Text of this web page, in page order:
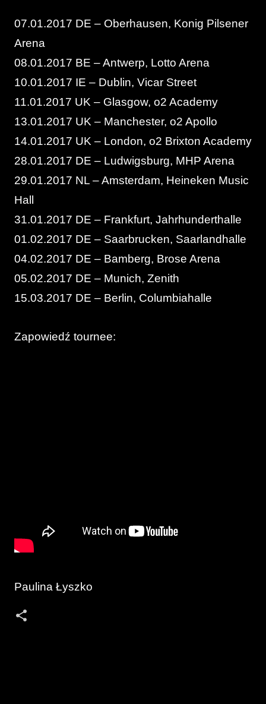
07.01.2017 DE – Oberhausen, Konig Pilsener
Arena
08.01.2017 BE – Antwerp, Lotto Arena
10.01.2017 IE – Dublin, Vicar Street
11.01.2017 UK – Glasgow, o2 Academy
13.01.2017 UK – Manchester, o2 Apollo
14.01.2017 UK – London, o2 Brixton Academy
28.01.2017 DE – Ludwigsburg, MHP Arena
29.01.2017 NL – Amsterdam, Heineken Music
Hall
31.01.2017 DE – Frankfurt, Jahrhunderthalle
01.02.2017 DE – Saarbrucken, Saarlandhalle
04.02.2017 DE – Bamberg, Brose Arena
05.02.2017 DE – Munich, Zenith
15.03.2017 DE – Berlin, Columbiahalle
Zapowiedź tournee:
Paulina Łyszko